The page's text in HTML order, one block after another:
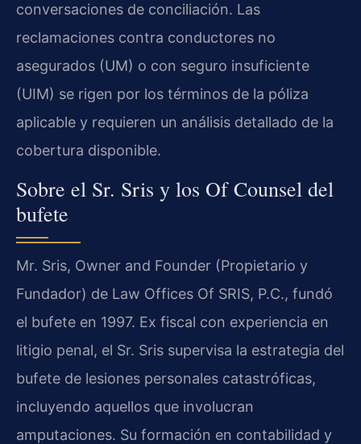
conversaciones de conciliación. Las
reclamaciones contra conductores no
asegurados (UM) o con seguro insuficiente
(UIM) se rigen por los términos de la póliza
aplicable y requieren un análisis detallado de la
cobertura disponible.
Sobre el Sr. Sris y los Of Counsel del
bufete
Mr. Sris, Owner and Founder (Propietario y
Fundador) de Law Offices Of SRIS, P.C., fundó
el bufete en 1997. Ex fiscal con experiencia en
litigio penal, el Sr. Sris supervisa la estrategia del
bufete de lesiones personales catastróficas,
incluyendo aquellos que involucran
amputaciones. Su formación en contabilidad y